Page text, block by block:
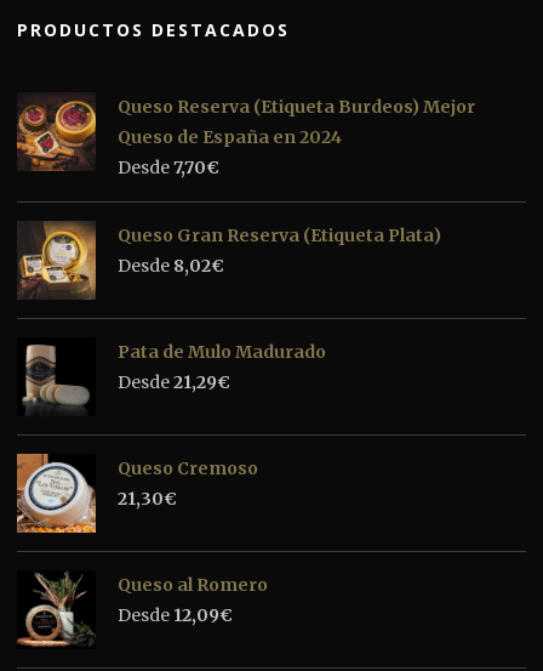
PRODUCTOS DESTACADOS
Queso Reserva (Etiqueta Burdeos) Mejor
Queso de España en 2024
Desde7,70€
Queso Gran Reserva (Etiqueta Plata)
Desde 8,02€
Pata de Mulo Madurado
Desde21,29€
Queso Cremoso
21,30€
Queso al Romero
Desde 12,09€